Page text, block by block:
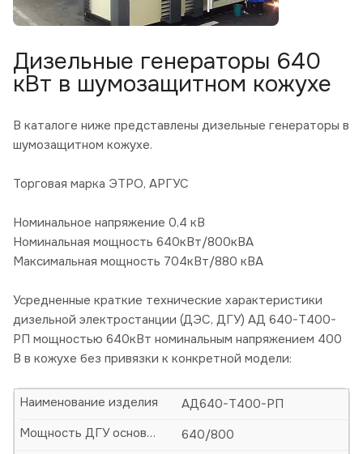
Дизельные генераторы 640
кВт в шумозащитном кожухе
В каталоге ниже представлены дизельные генераторы в
шумозащитном кожухе.
Торговая марка ЭТРО, АРГУС
Номинальное напряжение 0,4 кВ
Номинальная мощность 640кВт/800кВА
Максимальная мощность 704кВт/880 кВА
Усредненные краткие технические характеристики
дизельной электростанции (ДЭС, ДГУ) АД 640-Т400-
РП мощностью 640кВт номинальным напряжением 400
В в кожухе без привязки к конкретной модели:
АД640-Т400-РП
Наименование изделия
640/800
Мощность ДГУ основная (кВт/кВА)